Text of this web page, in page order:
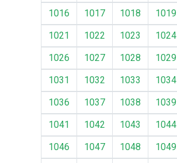
1016
1017 1018 1019
1021
1022 1023 1024
1026
1027 1028 1029
1031
1032 1033 1034
1036
1037 1038 1039
1041
1042 1043 1044
1046
1047 1048 1049